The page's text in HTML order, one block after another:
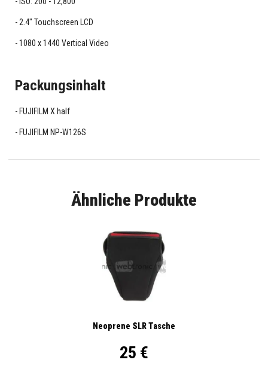
2.4" Touchscreen LCD
1080 x 1440 Vertical Video
Packungsinhalt
FUJIFILM X half
FUJIFILM NP-W126S
Ähnliche Produkte
Neoprene SLR Tasche
25 €